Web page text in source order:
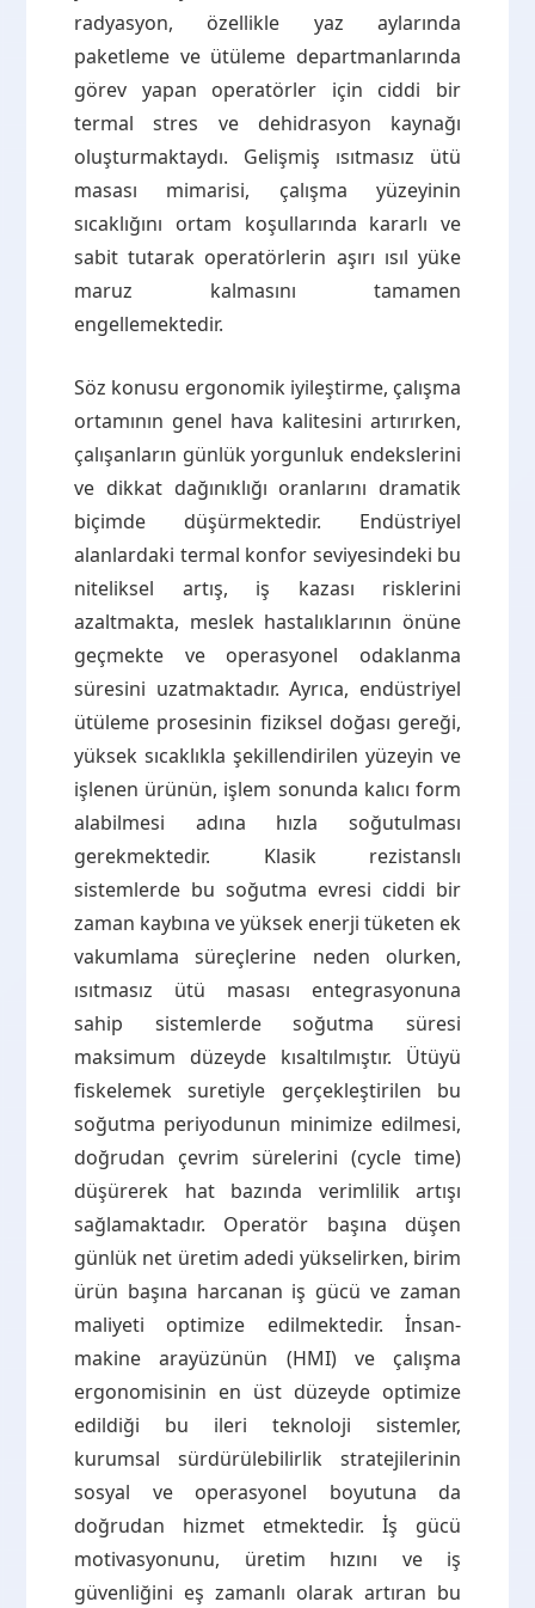
radyasyon, özellikle yaz aylarında
paketleme ve ütüleme departmanlarında
görev yapan operatörler için ciddi bir
termal stres ve dehidrasyon kaynağı
oluşturmaktaydı. Gelişmiş ısıtmasız ütü
masası mimarisi, çalışma yüzeyinin
sıcaklığını ortam koşullarında kararlı ve
sabit tutarak operatörlerin aşırı ısıl yüke
maruz kalmasını tamamen
engellemektedir.
Söz konusu ergonomik iyileştirme, çalışma
ortamının genel hava kalitesini artırırken,
çalışanların günlük yorgunluk endekslerini
ve dikkat dağınıklığı oranlarını dramatik
biçimde düşürmektedir. Endüstriyel
alanlardaki termal konfor seviyesindeki bu
niteliksel artış, iş kazası risklerini
azaltmakta, meslek hastalıklarının önüne
geçmekte ve operasyonel odaklanma
süresini uzatmaktadır. Ayrıca, endüstriyel
ütüleme prosesinin fiziksel doğası gereği,
yüksek sıcaklıkla şekillendirilen yüzeyin ve
işlenen ürünün, işlem sonunda kalıcı form
alabilmesi adına hızla soğutulması
gerekmektedir. Klasik rezistanslı
sistemlerde bu soğutma evresi ciddi bir
zaman kaybına ve yüksek enerji tüketen ek
vakumlama süreçlerine neden olurken,
ısıtmasız ütü masası entegrasyonuna
sahip sistemlerde soğutma süresi
maksimum düzeyde kısaltılmıştır. Ütüyü
fiskelemek suretiyle gerçekleştirilen bu
soğutma periyodunun minimize edilmesi,
doğrudan çevrim sürelerini (cycle time)
düşürerek hat bazında verimlilik artışı
sağlamaktadır. Operatör başına düşen
günlük net üretim adedi yükselirken, birim
ürün başına harcanan iş gücü ve zaman
maliyeti optimize edilmektedir. İnsan-
makine arayüzünün (HMI) ve çalışma
ergonomisinin en üst düzeyde optimize
edildiği bu ileri teknoloji sistemler,
kurumsal sürdürülebilirlik stratejilerinin
sosyal ve operasyonel boyutuna da
doğrudan hizmet etmektedir. İş gücü
motivasyonunu, üretim hızını ve iş
güvenliğini eş zamanlı olarak artıran bu